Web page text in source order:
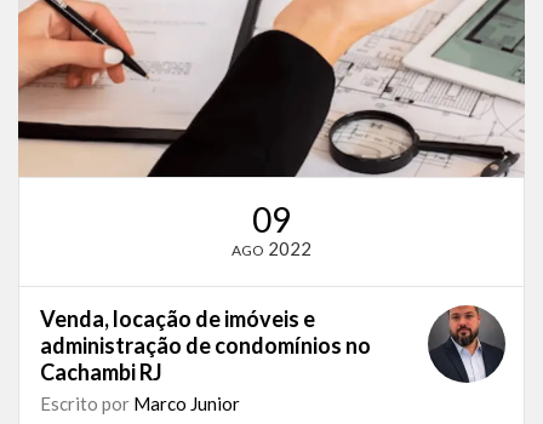
09
AGO 2022
Venda, locação de imóveis e
administração de condomínios no
Cachambi RJ
Escrito por Marco Junior